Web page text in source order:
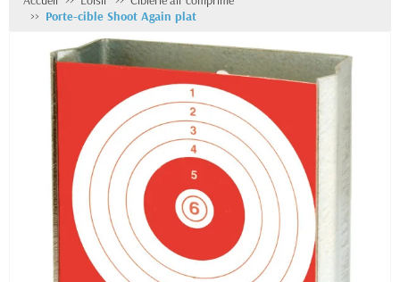
Porte-cible Shoot Again plat